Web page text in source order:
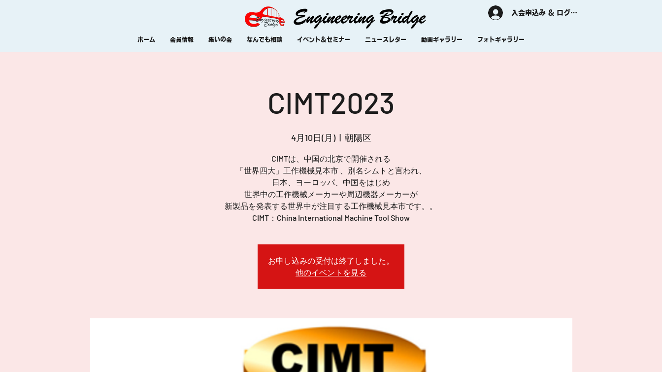
入会申込み & ログイン
ホーム 会員情報 集いの会 なんでも相談 イベント＆セミナー ニュースレター 動画ギャラリー フォトギャラリー
CIMT2023
4月10日(月)
  |
朝陽区
CIMTは、中国の北京で開催される
「世界四大」工作機械見本市 、別名シムトと言われ、
日本、ヨーロッパ、中国をはじめ
世界中の工作機械メーカーや周辺機器メーカーが
新製品を発表する世界中が注目する工作機械見本市です。。
CIMT：China International Machine Tool Show
お申し込みの受付は終了しました。
他のイベントを見る